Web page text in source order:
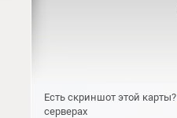
Есть скриншот этой карты?
серверах